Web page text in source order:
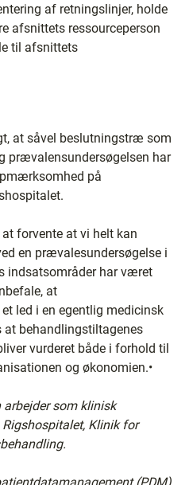
af retningslinjer, holde
afsnittets ressourceperson
til afsnittets
at såvel beslutningstræ som
prævalensundersøgelsen har
på
forvente at vi helt kan
en prævalesundersøgelse i
indsatsområder har været
at
led i en egentlig medicinsk
at behandlingstiltagenes
vurderet både i forhold til
og økonomien.•
arbejder som klinisk
Klinik for
(PDM)